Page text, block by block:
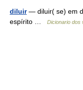
diluir— diluir( se) em
espírito …
Dicionario dos